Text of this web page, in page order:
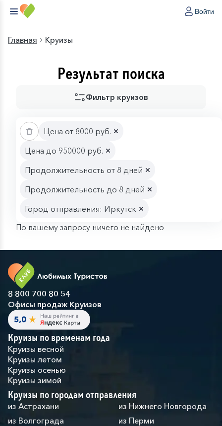
Войти
Главная Круизы
Результат поиска
Фильтр круизов
Цена от 8000 руб.
Цена до 950000 руб.
Продолжительность от 8 дней
Продолжительность до 8 дней
Город отправления: Иркутск
По вашему запросу ничего не найдено
8 800 700 80 54
Офисы продаж Круизов
Круизы по временам года
Круизы весной
Круизы летом
Круизы осенью
Круизы зимой
Круизы по городам отправления
из Астрахани
из Волгограда
из Нижнего Новгорода
из Перми